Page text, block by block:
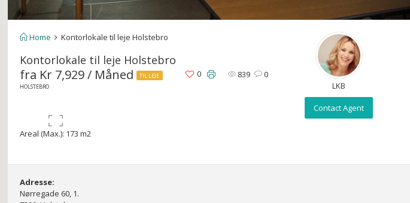
Home Kontorlokale til leje Holstebro
Kontorlokale til leje Holstebro
fra Kr 7,929 / Måned
TIL LEJE
HOLSTEBRO
839 0
0
Areal (Max.): 173 m2
LKB
Contact Agent
Adresse:
Nørregade 60, 1.